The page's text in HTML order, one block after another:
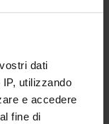
dati
utilizzando
e accedere
fine di